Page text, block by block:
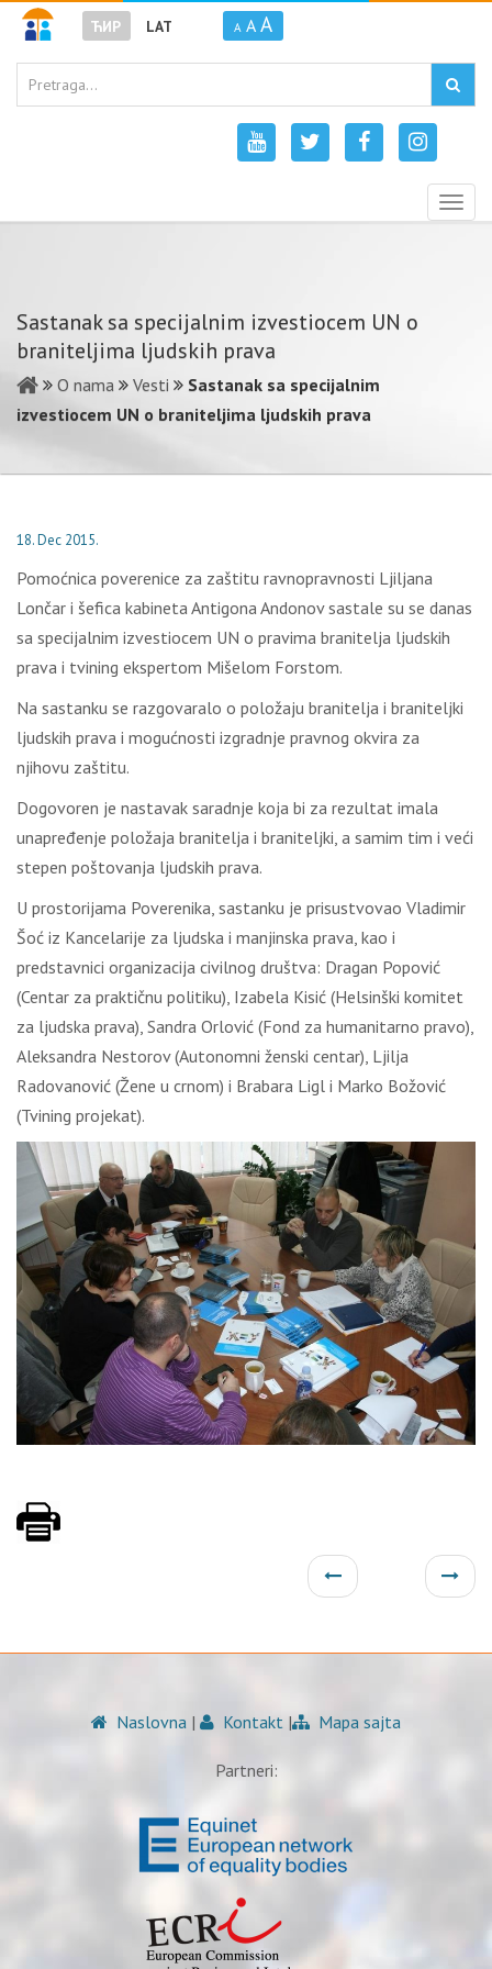
ЋИР LAT A A A
Sastanak sa specijalnim izvestiocem UN o
braniteljima ljudskih prava
O nama Vesti
Sastanak sa specijalnim
izvestiocem UN o braniteljima ljudskih prava
18. Dec 2015.
Pomoćnica poverenice za zaštitu ravnopravnosti Ljiljana
Lončar i šefica kabineta Antigona Andonov sastale su se danas
sa specijalnim izvestiocem UN o pravima branitelja ljudskih
prava i tvining ekspertom Mišelom Forstom.
Na sastanku se razgovaralo o položaju branitelja i braniteljki
ljudskih prava i mogućnosti izgradnje pravnog okvira za
njihovu zaštitu.
Dogovoren je nastavak saradnje koja bi za rezultat imala
unapređenje položaja branitelja i braniteljki, a samim tim i veći
stepen poštovanja ljudskih prava.
U prostorijama Poverenika, sastanku je prisustvovao Vladimir
Šoć iz Kancelarije za ljudska i manjinska prava, kao i
predstavnici organizacija civilnog društva: Dragan Popović
(Centar za praktičnu politiku), Izabela Kisić (Helsinški komitet
za ljudska prava), Sandra Orlović (Fond za humanitarno pravo),
Aleksandra Nestorov (Autonomni ženski centar), Ljilja
Radovanović (Žene u crnom) i Brabara Ligl i Marko Božović
(Tvining projekat).
Naslovna | Kontakt | Mapa sajta
Partneri: